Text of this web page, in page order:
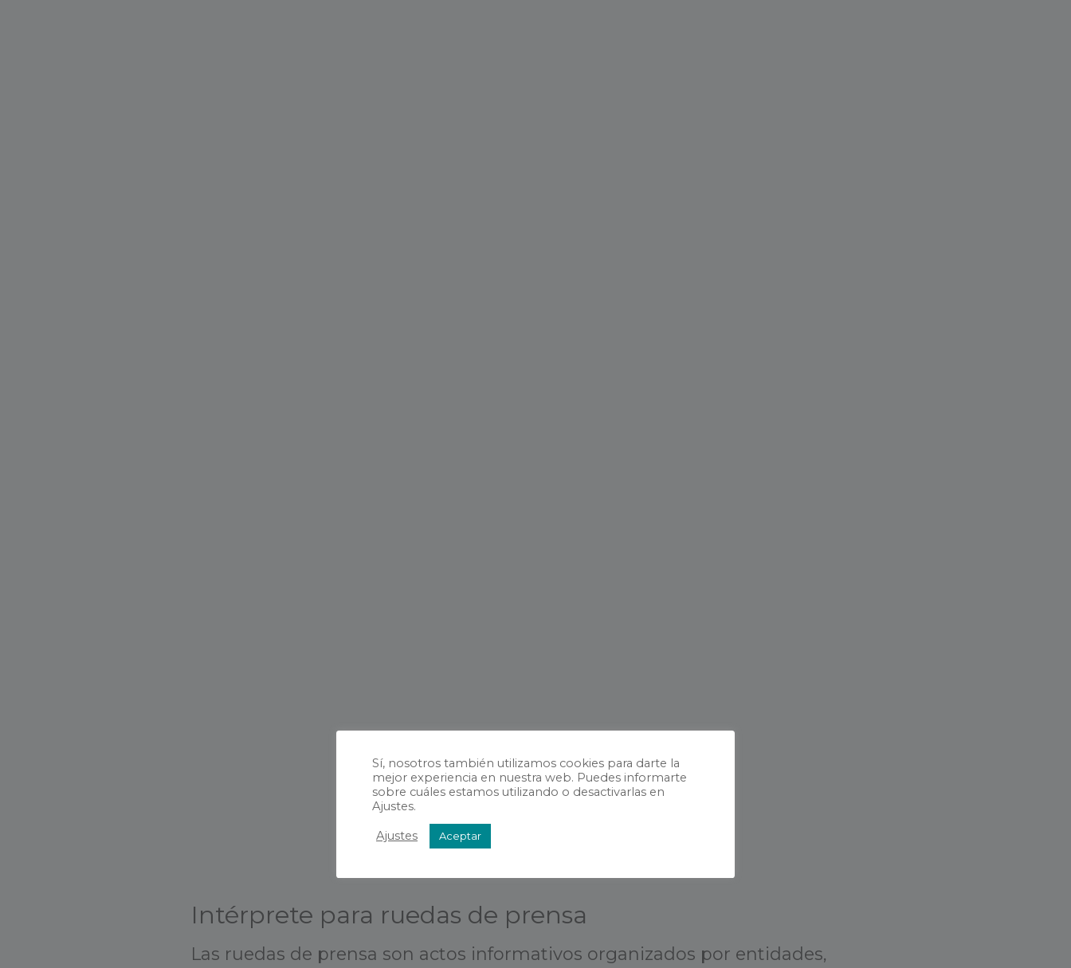
Intérprete para ruedas de prensa
Las ruedas de prensa son actos informativos organizados por entidades,
Sí, nosotros también utilizamos cookies para darte la
mejor experiencia en nuestra web. Puedes informarte
sobre cuáles estamos utilizando o desactivarlas en
Ajustes.
Ajustes Aceptar